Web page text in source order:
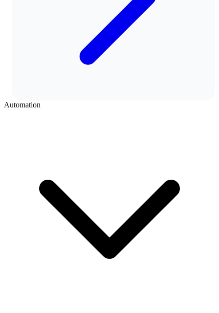
Automation